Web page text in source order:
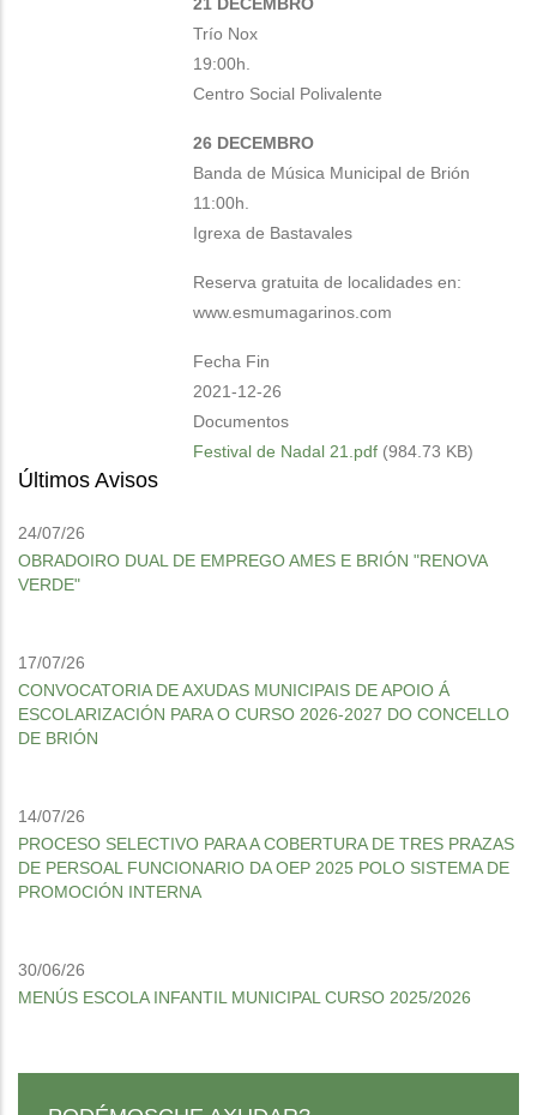
Trío Nox
19:00h.
Centro Social Polivalente
26 DECEMBRO
Banda de Música Municipal de Brión
11:00h.
Igrexa de Bastavales
Reserva gratuita de localidades en:
www.esmumagarinos.com
Fecha Fin
2021-12-26
Documentos
Festival de Nadal 21.pdf (984.73 KB)
Últimos Avisos
24/07/26
OBRADOIRO DUAL DE EMPREGO AMES E BRIÓN "RENOVA
VERDE"
17/07/26
CONVOCATORIA DE AXUDAS MUNICIPAIS DE APOIO Á
ESCOLARIZACIÓN PARA O CURSO 2026-2027 DO CONCELLO
DE BRIÓN
14/07/26
PROCESO SELECTIVO PARA A COBERTURA DE TRES PRAZAS
DE PERSOAL FUNCIONARIO DA OEP 2025 POLO SISTEMA DE
PROMOCIÓN INTERNA
30/06/26
MENÚS ESCOLA INFANTIL MUNICIPAL CURSO 2025/2026